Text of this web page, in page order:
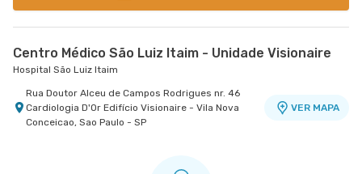
Centro Médico São Luiz Itaim - Unidade Visionaire
Hospital São Luiz Itaim
Rua Doutor Alceu de Campos Rodrigues nr. 46
Cardiologia D'Or Edifício Visionaire - Vila Nova
Conceicao, Sao Paulo - SP
VER MAPA